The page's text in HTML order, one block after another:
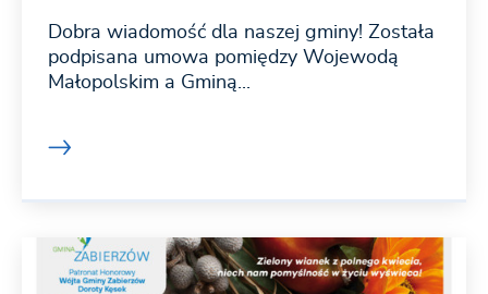
Dobra wiadomość dla naszej gminy! Została
podpisana umowa pomiędzy Wojewodą
Małopolskim a Gminą...